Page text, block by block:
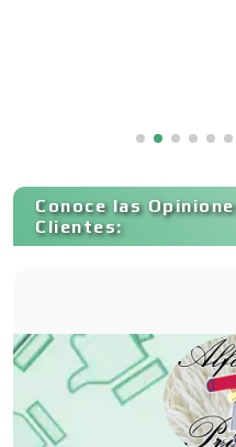
Cancelería de
Capacitación
Carnicerías
Centros
Conoce las
Clientes: